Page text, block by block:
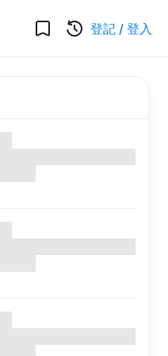
登記 / 登入